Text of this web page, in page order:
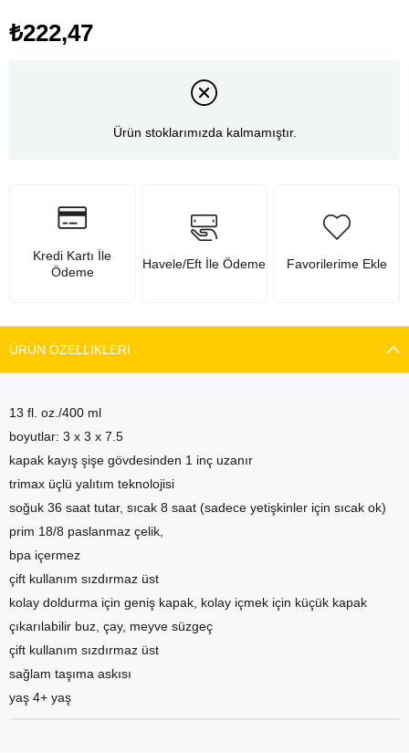
₺222,47
Ürün stoklarımızda kalmamıştır.
Kredi Kartı İle
Ödeme
Havele/Eft İle Ödeme Favorilerime Ekle
ÜRÜN ÖZELLIKLERI
13 fl. oz./400 ml
boyutlar: 3 x 3 x 7.5
kapak kayış şişe gövdesinden 1 inç uzanır
trimax üçlü yalıtım teknolojisi
soğuk 36 saat tutar, sıcak 8 saat (sadece yetişkinler için sıcak ok)
prim 18/8 paslanmaz çelik,
bpa içermez
çift kullanım sızdırmaz üst
kolay doldurma için geniş kapak, kolay içmek için küçük kapak
çıkarılabilir buz, çay, meyve süzgeç
çift kullanım sızdırmaz üst
sağlam taşıma askısı
yaş 4+ yaş